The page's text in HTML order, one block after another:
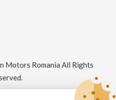
Motors Romania All Rights